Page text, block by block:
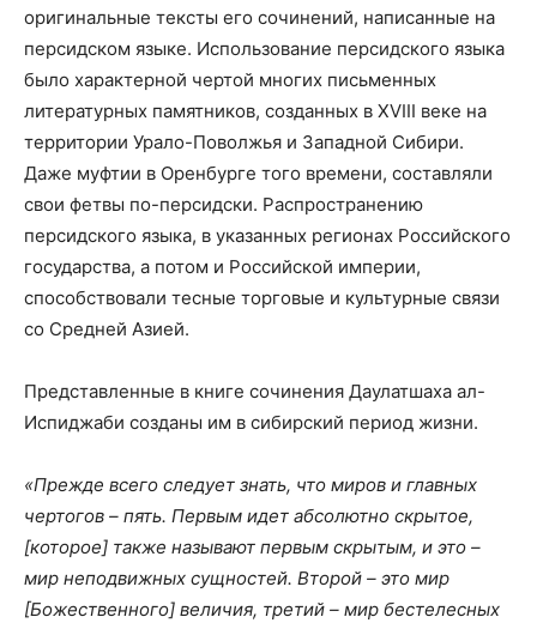
оригинальные тексты его сочинений, написанные на
персидском языке. Использование персидского языка
было характерной чертой многих письменных
литературных памятников, созданных в XVIII веке на
территории Урало-Поволжья и Западной Сибири.
Даже муфтии в Оренбурге того времени, составляли
свои фетвы по-персидски. Распространению
персидского языка, в указанных регионах Российского
государства, а потом и Российской империи,
способствовали тесные торговые и культурные связи
со Средней Азией.
Представленные в книге сочинения Даулатшаха ал-
Испиджаби созданы им в сибирский период жизни.
«Прежде всего следует знать, что миров и главных
чертогов – пять. Первым идет абсолютно скрытое,
[которое] также называют первым скрытым, и это –
мир неподвижных сущностей. Второй – это мир
[Божественного] величия, третий – мир бестелесных